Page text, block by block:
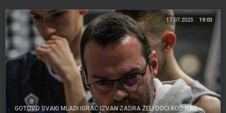
17.07.2023. 19:03
GOTOVO SVAKI MLADI IGRAČ IZVAN ZADRA ŽELI DOĆI KOD NAS